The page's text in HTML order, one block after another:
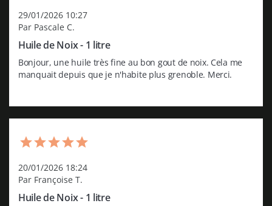
29/01/2026 10:27
Par Pascale C.
Huile de Noix - 1 litre
Bonjour, une huile très fine au bon gout de noix. Cela me
manquait depuis que je n'habite plus grenoble. Merci.
20/01/2026 18:24
Par Françoise T.
Huile de Noix - 1 litre